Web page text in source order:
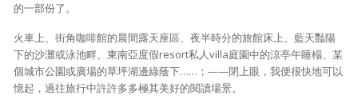
的一部份了。
火車上、街角咖啡館的晨間露天座區、夜半時分的旅館床上、藍天豔陽
下的沙灘或泳池畔、東南亞度假resort私人villa庭園中的涼亭午睡榻、某
個城市公園或廣場的草坪湖邊綠蔭下……；——閉上眼，我便很快地可以
憶起，過往旅行中許許多多極其美好的閱讀場景。